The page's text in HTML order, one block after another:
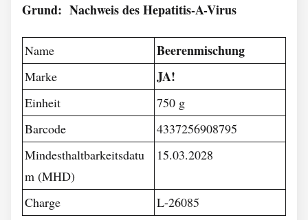
Grund: Nachweis des Hepatitis-A-Virus
Name Beerenmischung
Marke JA!
Einheit
750 g
Barcode
4337256908795
Mindesthaltbarkeitsdatu
m (MHD)
15.03.2028
Charge L-26085